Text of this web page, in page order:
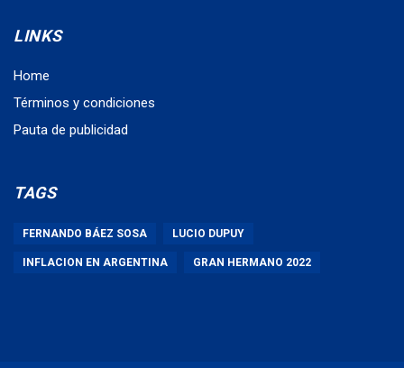
LINKS
Home
Términos y condiciones
Pauta de publicidad
TAGS
FERNANDO BÁEZ SOSA LUCIO DUPUY
INFLACION EN ARGENTINA GRAN HERMANO 2022